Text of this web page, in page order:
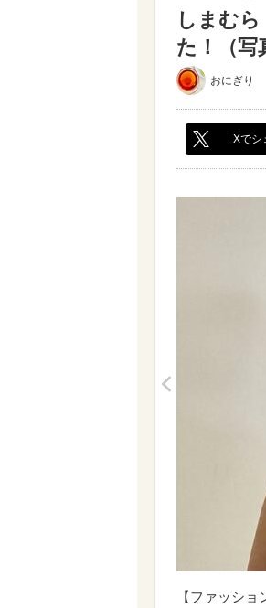
しまむ
た！（写
おにぎり
Xでシ
【ファッシ